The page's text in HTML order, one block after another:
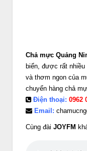
Chả mực Quảng
biển, được rất
và thơm ngon của
chuyển hàng chả
Điện thoại: 0962
Email:
Cùng đài JOYFM